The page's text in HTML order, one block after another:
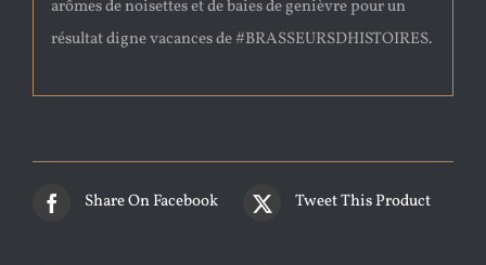
arômes de noisettes et de baies de genièvre pour un
résultat digne vacances de #BRASSEURSDHISTOIRES.
Share On Facebook Tweet This Product